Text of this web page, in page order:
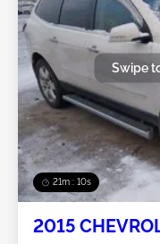
21m : 07s
Swipe
2015